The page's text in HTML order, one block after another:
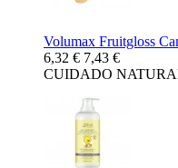
Volumax Fruitgloss
6,32 € 7,43 €
CUIDADO